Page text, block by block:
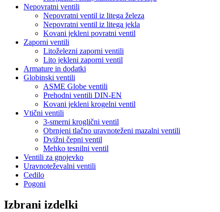
Nepovratni ventili
Nepovratni ventil iz litega železa
Nepovratni ventil iz litega jekla
Kovani jekleni povratni ventil
Zaporni ventili
Litoželezni zaporni ventili
Lito jekleni zaporni ventil
Armature in dodatki
Globinski ventili
ASME Globe ventili
Prehodni ventili DIN-EN
Kovani jekleni krogelni ventil
Vtični ventili
3-smerni kroglični ventil
Obrnjeni tlačno uravnoteženi mazalni ventili
Dvižni čepni ventil
Mehko tesnilni ventil
Ventili za gnojevko
Uravnoteževalni ventili
Cedilo
Pogoni
Izbrani izdelki